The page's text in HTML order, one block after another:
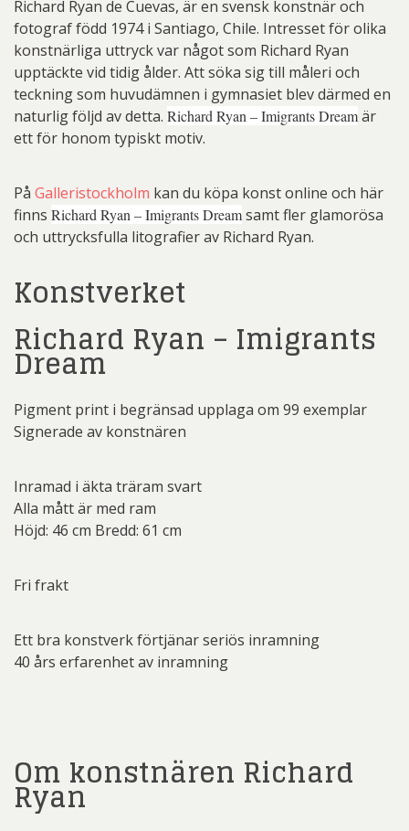
Richard Ryan de Cuevas, är en svensk konstnär och
fotograf född 1974 i Santiago, Chile. Intresset för olika
konstnärliga uttryck var något som Richard Ryan
upptäckte vid tidig ålder. Att söka sig till måleri och
teckning som huvudämnen i gymnasiet blev därmed en
naturlig följd av detta. Richard Ryan – Imigrants Dreamär
ett för honom typiskt motiv.
På Galleristockholm kan du köpa konst online och här
finns Richard Ryan – Imigrants Dreamsamt fler glamorösa
och uttrycksfulla litografier av Richard Ryan.
Konstverket
Richard Ryan – Imigrants
Dream
Pigment print i begränsad upplaga om 99 exemplar
Signerade av konstnären
Inramad i äkta träram svart
Alla mått är med ram
Höjd: 46 cm Bredd: 61 cm
Fri frakt
Ett bra konstverk förtjänar seriös inramning
40 års erfarenhet av inramning
Om konstnären Richard
Ryan